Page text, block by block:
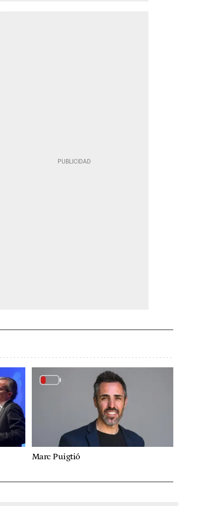
Marc Puigtió